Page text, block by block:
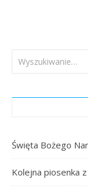
Święta Bożego
Kolejna piosenka